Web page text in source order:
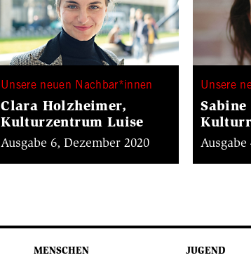
Unsere neuen Nachbar*innen
Clara Holzheimer,
Kulturzentrum Luise
Ausgabe 6, Dezember 2020
Unsere
MENSCHEN JUGEND